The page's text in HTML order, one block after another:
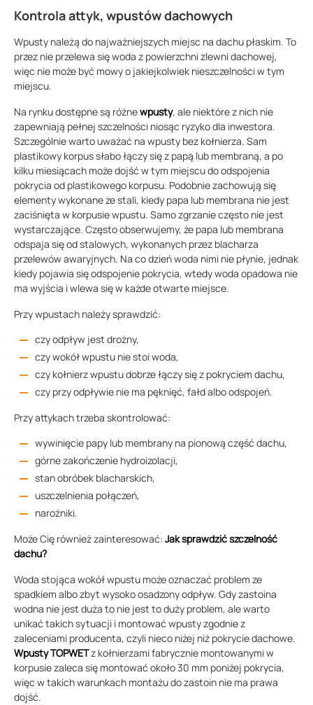
Kontrola attyk, wpustów dachowych
Wpusty należą do najważniejszych miejsc na dachu płaskim. To
przez nie przelewa się woda z powierzchni zlewni dachowej,
więc nie może być mowy o jakiejkolwiek nieszczelności w tym
miejscu.
Na rynku dostępne są różnewpusty, ale niektóre z nich nie
zapewniają pełnej szczelności niosąc ryzyko dla inwestora.
Szczególnie warto uważać na wpusty bez kołnierza. Sam
plastikowy korpus słabo łączy się z papą lub membraną, a po
kilku miesiącach może dojść w tym miejscu do odspojenia
pokrycia od plastikowego korpusu. Podobnie zachowują się
elementy wykonane ze stali, kiedy papa lub membrana nie jest
zaciśnięta w korpusie wpustu. Samo zgrzanie często nie jest
wystarczające. Często obserwujemy, że papa lub membrana
odspaja się od stalowych, wykonanych przez blacharza
przelewów awaryjnych. Na co dzień woda nimi nie płynie, jednak
kiedy pojawia się odspojenie pokrycia, wtedy woda opadowa nie
ma wyjścia i wlewa się w każde otwarte miejsce.
Przy wpustach należy sprawdzić:
czy odpływ jest drożny,
czy wokół wpustu nie stoi woda,
czy kołnierz wpustu dobrze łączy się z pokryciem dachu,
czy przy odpływie nie ma pęknięć, fałd albo odspojeń.
Przy attykach trzeba skontrolować:
wywinięcie papy lub membrany na pionową część dachu,
górne zakończenie hydroizolacji,
stan obróbek blacharskich,
uszczelnienia połączeń,
narożniki.
Może Cię również zainteresować: Jak sprawdzić szczelność
dachu?
Woda stojąca wokół wpustu może oznaczać problem ze
spadkiem albo zbyt wysoko osadzony odpływ. Gdy zastoina
wodna nie jest duża to nie jest to duży problem, ale warto
unikać takich sytuacji i montować wpusty zgodnie z
zaleceniami producenta, czyli nieco niżej niż pokrycie dachowe.
Wpusty TOPWETz kołnierzami fabrycznie montowanymi w
korpusie zaleca się montować około 30 mm poniżej pokrycia,
więc w takich warunkach montażu do zastoin nie ma prawa
dojść.